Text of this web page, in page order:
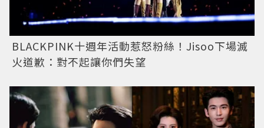
BLACKPINK十週年活動惹怒粉絲！Jisoo下場滅
火道歉：對不起讓你們失望